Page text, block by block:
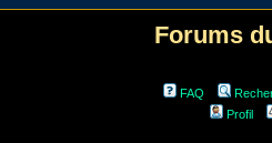
Forums
FAQ
Profil